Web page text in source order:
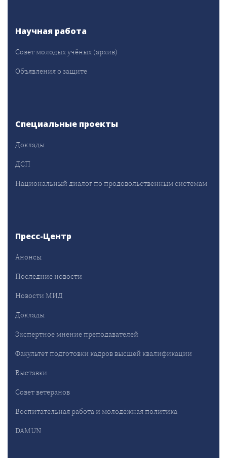
Научная работа
Совет молодых учёных (архив)
Объявления о защите
Специальные проекты
Доклады
ДСП
Национальный диалог по продовольственным системам
Пресс-Центр
Анонсы
Последние новости
Новости МИД
Доклады
Экспертное мнение преподавателей
Факультет подготовки кадров высшей квалификации
Выставки
Совет ветеранов
Воспитательная работа и молодёжная политика
DAMUN